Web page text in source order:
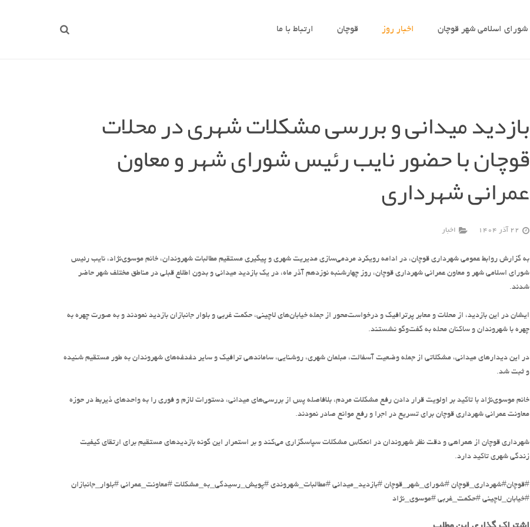
شورای اسلامی شهر قوچان اخبار روز قوچان ارتباط با ما
بازدید میدانی و بررسی مشکلات شهری در محلات
قوچان با حضور نایب رئیس شورای شهر و معاون
عمرانی شهرداری
22 آذر 1404 اخبار
به گزارش روابط عمومی شهرداری قوچان، در ادامه رویکرد مردمی‌سازی مدیریت شهری و پیگیری مستقیم مطالبات شهروندان، خانم موسوی‌نژاد، نایب رئیس
شورای اسلامی شهر و معاون عمرانی شهرداری قوچان، روز چهارشنبه نوزدهم آذر ماه، در یک بازدید میدانی و بدون اطلاع قبلی در مناطق مختلف شهر حاضر
شدند.
ایشان در این بازدید، از محلات و معابر پرترافیک و درخواست‌محور از جمله خیابان‌های لاچینی، حکمت غربی و بلوار جانبازان بازدید نمودند و به صورت چهره به
چهره با شهروندان و ساکنان محله به گفت‌وگو نشستند.
در این دیدارهای میدانی، مشکلاتی از جمله وضعیت آسفالت، مبلمان شهری، روشنایی، ساماندهی ترافیک و سایر دغدغه‌های شهروندان به طور مستقیم شنیده
و ثبت شد.
خانم موسوی‌نژاد با تاکید بر اولویت قرار دادن رفع مشکلات مردم، بلافاصله پس از بررسی‌های میدانی، دستورات لازم و فوری را به واحدهای ذیربط در حوزه
معاونت عمرانی شهرداری قوچان برای تسریع در اجرا و رفع موانع صادر نمودند.
شهرداری قوچان از همراهی و دقت نظر شهروندان در انعکاس مشکلات سپاسگزاری می‌کند و بر استمرار این گونه بازدیدهای مستقیم برای ارتقای کیفیت
زندگی شهری تاکید دارد.
#قوچان#شهرداری_قوچان #شورای_شهر_قوچان #بازدید_میدانی #مطالبات_شهروندی #پویش_رسیدگی_به_مشکلات #معاونت_عمرانی #بلوار_جانبازان
#خیابان_لاچینی #حکمت_غربی #موسوی_نژاد